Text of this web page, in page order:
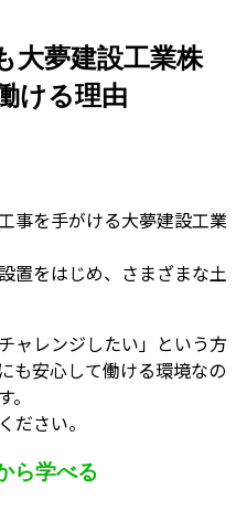
大夢建設工業株
ける理由
事を手がける大夢建設工業
置をはじめ、さまざまな土
ャレンジしたい」という方
も安心して働ける環境なの
ださい。
ら学べる